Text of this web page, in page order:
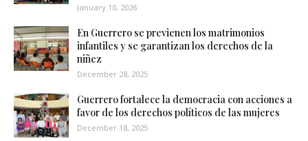
January 10, 2026
En Guerrero se previenen los matrimonios
infantiles y se garantizan los derechos de la
niñez
December 28, 2025
Guerrero fortalece la democracia con acciones a
favor de los derechos políticos de las mujeres
December 18, 2025